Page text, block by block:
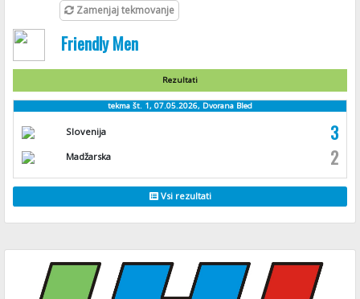
Zamenjaj tekmovanje
Friendly Men
Rezultati
tekma št. 1, 07.05.2026, Dvorana Bled
Slovenija 3
Madžarska 2
Vsi rezultati